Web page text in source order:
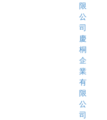
限
公
司
慶
桐
企
業
有
限
公
司